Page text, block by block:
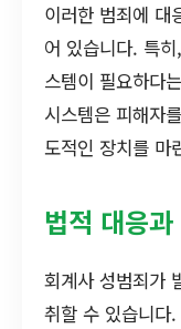
이러한 범죄에 대
어 있습니다. 특히,
스템이 필요하다
시스템은 피해자
도적인 장치를 마
법적 대응
회계사 성범죄가
취할 수 있습니다